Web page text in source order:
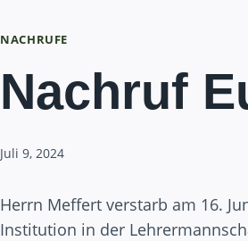
NACHRUFE
Nachruf
Juli 9, 2024
Herrn Meffert verstarb am 16.
Institution in der